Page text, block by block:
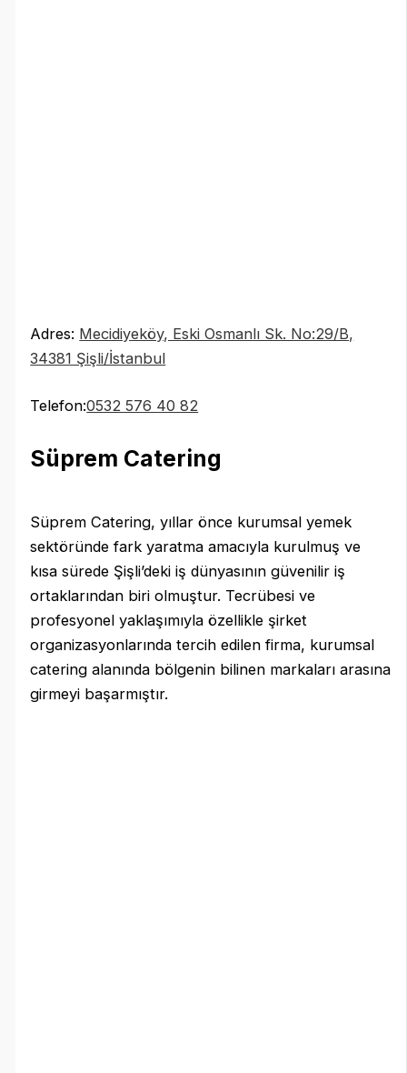
Adres: Mecidiyeköy, Eski Osmanlı Sk. No:29/B,
34381 Şişli/İstanbul
Telefon:0532 576 40 82
Süprem Catering
Süprem Catering, yıllar önce kurumsal yemek
sektöründe fark yaratma amacıyla kurulmuş ve
kısa sürede Şişli’deki iş dünyasının güvenilir iş
ortaklarından biri olmuştur. Tecrübesi ve
profesyonel yaklaşımıyla özellikle şirket
organizasyonlarında tercih edilen firma, kurumsal
catering alanında bölgenin bilinen markaları arasına
girmeyi başarmıştır.